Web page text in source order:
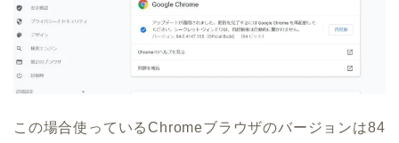
この場合使っているChromeブラウザのバージョンは84